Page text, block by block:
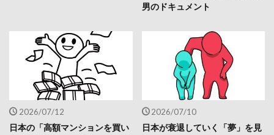
男のドキュメント
2026/07/12
日本の「高額マンションを買い
2026/07/10
日本が衰退していく「夢」を見